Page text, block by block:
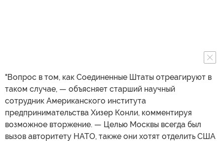
"Вопрос в том, как Соединенные Штаты отреагируют в
таком случае, — объясняет старший научный
сотрудник Американского института
предпринимательства Хизер Конли, комментируя
возможное вторжение. — Целью Москвы всегда был
вызов авторитету НАТО, также они хотят отделить США